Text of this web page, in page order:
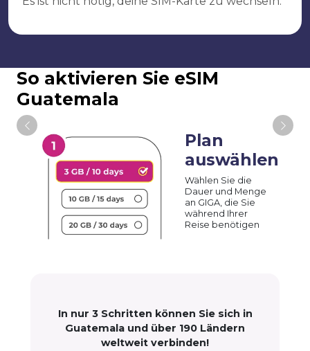
So aktivieren Sie eSIM
Guatemala
Plan
auswählen
Wählen Sie die
Dauer und Menge
an GIGA, die Sie
während Ihrer
Reise benötigen
In nur 3 Schritten können Sie sich in
Guatemala und über 190 Ländern
weltweit verbinden!